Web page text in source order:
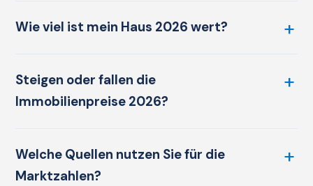
Wie viel ist mein Haus 2026 wert?
Steigen oder fallen die
Immobilienpreise 2026?
Welche Quellen nutzen Sie für die
Marktzahlen?